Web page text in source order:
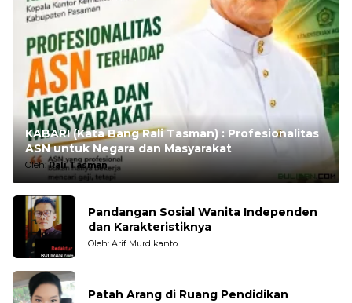
KABARI (Kata Bang Rali Tasman) : Profesionalitas
ASN untuk Negara dan Masyarakat
Oleh:Rali Tasman
Pandangan Sosial Wanita Independen
dan Karakteristiknya
Oleh: Arif Murdikanto
Patah Arang di Ruang Pendidikan